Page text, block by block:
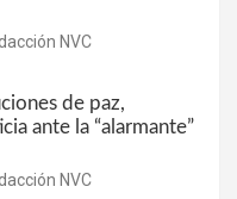
NVC
de paz,
ante la “alarmante”
NVC